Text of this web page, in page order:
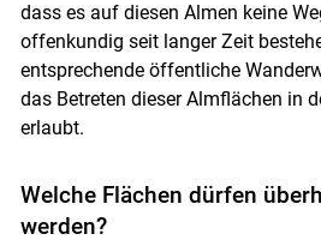
dass es auf diesen Almen keine
offenkundig seit langer Zeit
entsprechende öffentliche
das Betreten dieser Almflächen in
erlaubt.
Welche Flächen dürfen
werden?